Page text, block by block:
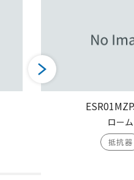
ローム
抵抗器